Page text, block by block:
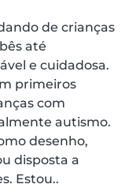
de crianças
até
e cuidadosa.
primeiros
com
autismo.
desenho,
disposta a
Estou..